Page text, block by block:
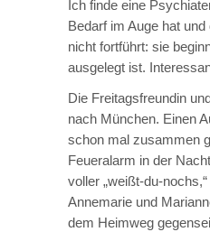
Ich finde eine
Bedarf im Auge hat
nicht fortführt: sie
ausgelegt ist.
Die Freitagsfreundin
nach München. Einen
schon mal zusammen
Feueralarm in der
voller „weißt-du-
Annemarie und
dem Heimweg